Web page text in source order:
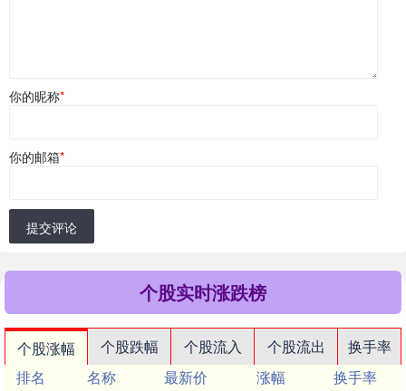
你的昵称*
你的邮箱*
提交评论
个股实时涨跌榜
个股涨幅 个股跌幅 个股流入 个股流出
换手率
排名
名称 最新价 涨幅
换手率